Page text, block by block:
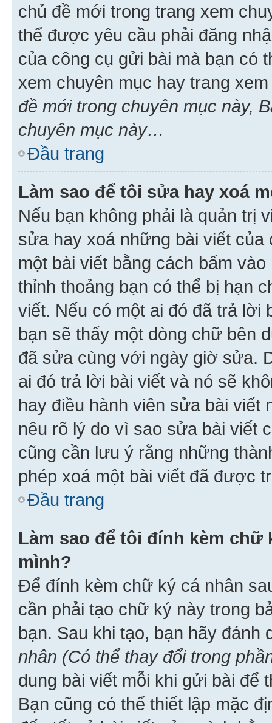
chủ đề mới trong trang xem
thể được yêu cầu phải đăng
của công cụ gửi bài mà bạn có
xem chuyên mục hay trang
đề mới trong chuyên mục này,
chuyên mục này…
Đầu trang
Làm sao để tôi sửa hay xoá
Nếu bạn không phải là quản trị
sửa hay xoá những bài viết
một bài viết bằng cách bấm
thỉnh thoảng bạn có thể bị hạn
viết. Nếu có một ai đó đã trả lời
bạn sẽ thấy một dòng chữ bên
đã sửa cùng với ngày giờ sửa.
ai đó trả lời bài viết và nó sẽ
hay điều hành viên sửa bài viết
nêu rõ lý do vì sao sửa bài viết
cũng cần lưu ý rằng những
phép xoá một bài viết đã được
Đầu trang
Làm sao để tôi đính kèm chữ
mình?
Để đính kèm chữ ký cá nhân
cần phải tạo chữ ký này trong
bạn. Sau khi tạo, bạn hãy
nhân (Có thể thay đổi trong
dung bài viết mỗi khi gửi bài để
Bạn cũng có thể thiết lập mặc